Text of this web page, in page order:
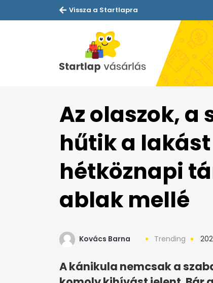
Vissza a Startlapra
Az olaszok,
hűtik a
hétköznapi
ablak mellé
Kovács Barna Trending
A kánikula nemcsak a